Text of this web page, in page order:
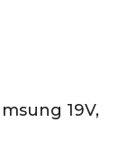
19V,